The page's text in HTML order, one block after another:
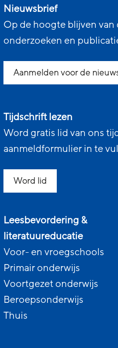
Nieuwsbrief
Op de hoogte blijven van
onderzoeken en
Aanmelden voor de
Tijdschrift lezen
Word gratis lid van ons
aanmeldformulier in te
Word lid
Leesbevordering &
literatuureducatie
Voor- en vroegschools
Primair onderwijs
Voortgezet onderwijs
Beroepsonderwijs
Thuis